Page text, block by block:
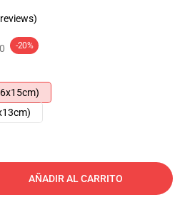
-20%
AÑADIR AL CARRITO